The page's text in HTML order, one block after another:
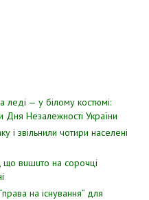
— у білому костюмі:
Дня Незалежності України
і звiльнили чотири наcелені
щo вuшuтo нa copoчцi
на іcнування” для